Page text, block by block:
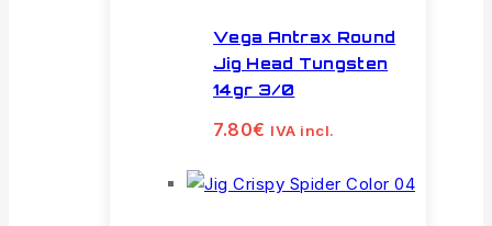
Vega Antrax Round
Jig Head Tungsten
14gr 3/0
7.80€ IVA incl.